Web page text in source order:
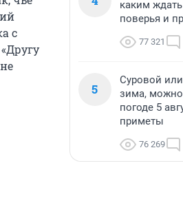
с
каким
поверья и
77 321
5
Суровой
зима, можно
погоде 5
приметы
76 269